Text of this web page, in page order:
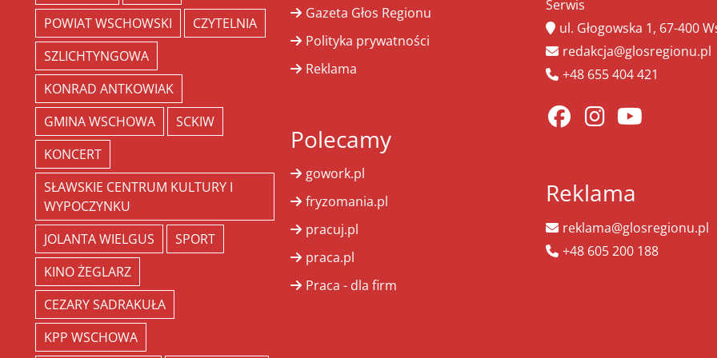
POWIAT WSCHOWSKI
CZYTELNIA
SZLICHTYNGOWA
KONRAD ANTKOWIAK
GMINA WSCHOWA
SCKIW
KONCERT
SŁAWSKIE CENTRUM KULTURY I
WYPOCZYNKU
JOLANTA WIELGUS
SPORT
KINO ŻEGLARZ
CEZARY SADRAKUŁA
KPP WSCHOWA
Gazeta Głos Regionu
Polityka prywatności
Reklama
Polecamy
gowork.pl
fryzomania.pl
pracuj.pl
praca.pl
Praca - dla firm
Serwis
ul. Głogowska 1, 67-400
redakcja@glosregionu.pl
+48 655 404 421
Reklama
reklama@glosregionu.pl
+48 605 200 188